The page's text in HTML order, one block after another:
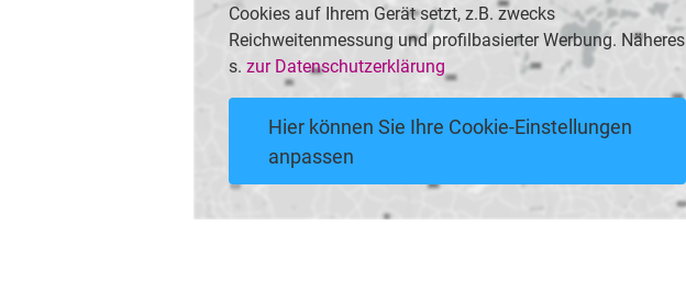
Cookies auf Ihrem Gerät setzt, z.B. zwecks
Reichweitenmessung und profilbasierter Werbung. Näheres
s. zur Datenschutzerklärung
Hier können Sie Ihre Cookie-Einstellungen
anpassen